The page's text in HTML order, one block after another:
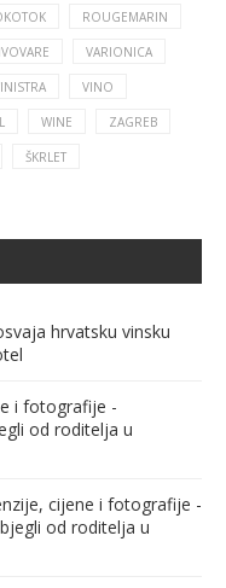
ROUGEMARIN
VARIONICA
VINO
WINE ZAGREB
ŠKRLET
hrvatsku vinsku
i fotografije -
od roditelja u
cijene i fotografije -
od roditelja u